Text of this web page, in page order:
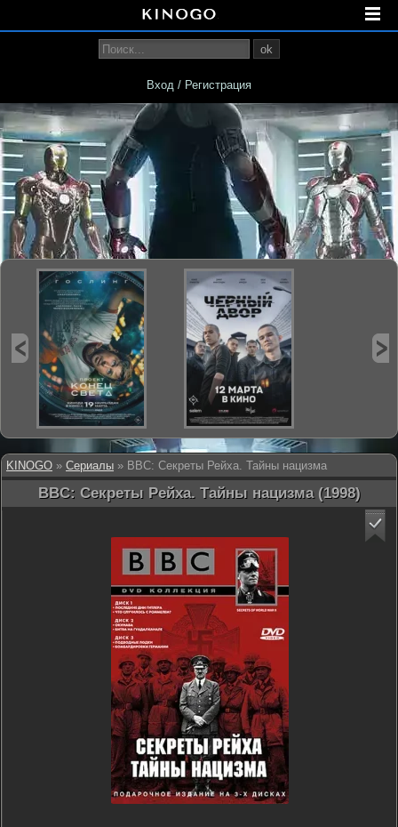
KINOGO » Сериалы » BBC: Секреты Рейха. Тайны нацизма
BBC: Секреты Рейха. Тайны нацизма (1998)
ok
Вход / Регистрация